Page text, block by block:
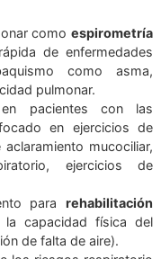
por la
de consumo
que, no existe un
un rol clave
especialmente
riesgo de